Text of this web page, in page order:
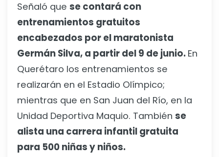
Señaló que se contará con
entrenamientos gratuitos
encabezados por el maratonista
Germán Silva, a partir del 9 de junio. En
Querétaro los entrenamientos se
realizarán en el Estadio Olímpico;
mientras que en San Juan del Río, en la
Unidad Deportiva Maquio. También se
alista una carrera infantil gratuita
para 500 niñas y niños.